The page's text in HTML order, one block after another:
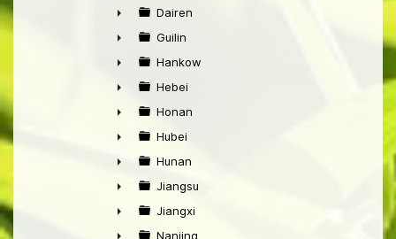
►
►
Dairen
►
Guilin
►
Hankow
►
Hebei
►
Honan
►
Hubei
►
Hunan
►
Jiangsu
►
Jiangxi
Nanjing